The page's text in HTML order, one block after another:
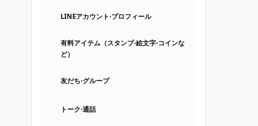
LINEアカウント⋅プロフィール
有料アイテム（スタンプ⋅絵文字⋅コインな
ど）
友だち⋅グループ
トーク⋅通話